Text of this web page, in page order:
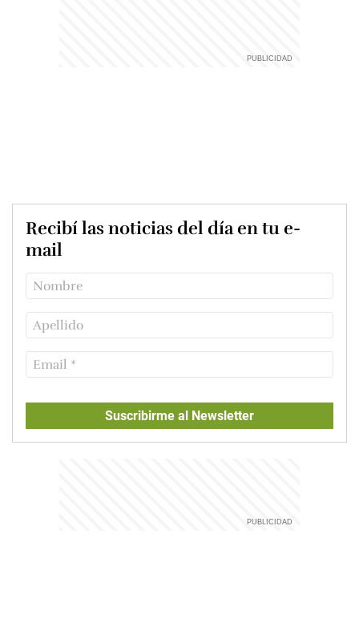
Recibí las noticias del día en tu e-
mail
Suscribirme al Newsletter